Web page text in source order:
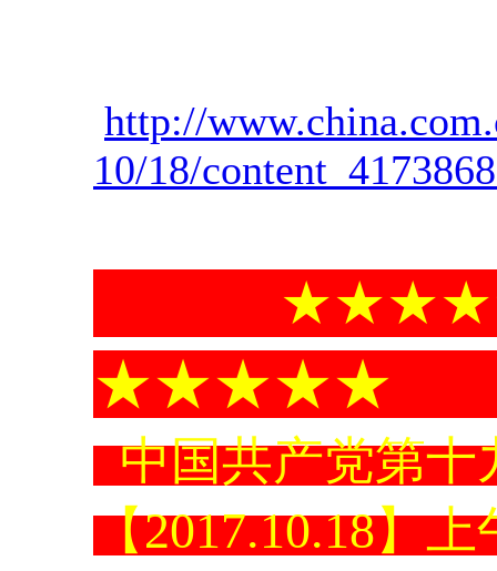
http://
10/18/
★★★★★
中国共产党第十
【2017.10.18】上